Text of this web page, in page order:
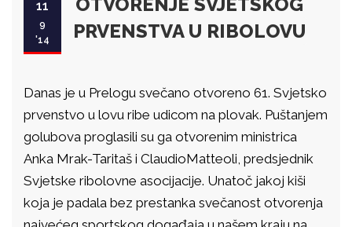
11
9
'14
PRVENSTVA U RIBOLOVU
Danas je u Prelogu svečano otvoreno 61. Svjetsko
prvenstvo u lovu ribe udicom na plovak. Puštanjem
golubova proglasili su ga otvorenim ministrica
Anka Mrak-Taritaš i ClaudioMatteoli, predsjednik
Svjetske ribolovne asocijacije. Unatoč jakoj kiši
koja je padala bez prestanka svečanost otvorenja